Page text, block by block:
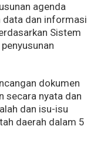
agenda
data dan informasi
Sistem
dokumen
secara nyata dan
dan isu-isu
daerah dalam 5